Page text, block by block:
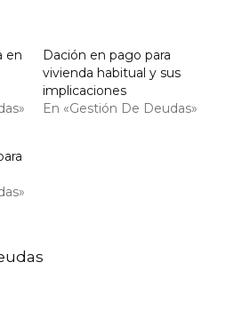
en
Dación en pago para
vivienda habitual y sus
implicaciones
En «Gestión De Deudas»